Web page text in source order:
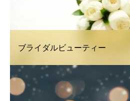
ブライダルビューティー